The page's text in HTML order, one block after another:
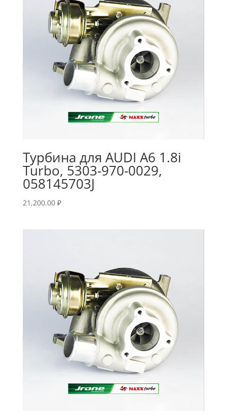
Турбина для AUDI A6 1.8i
Turbo, 5303-970-0029,
058145703J
21,200.00 ₽